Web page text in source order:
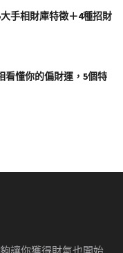
手相財庫特徵＋4種招財
看懂你的偏財運，5個特
讓你獲得財氣也開始